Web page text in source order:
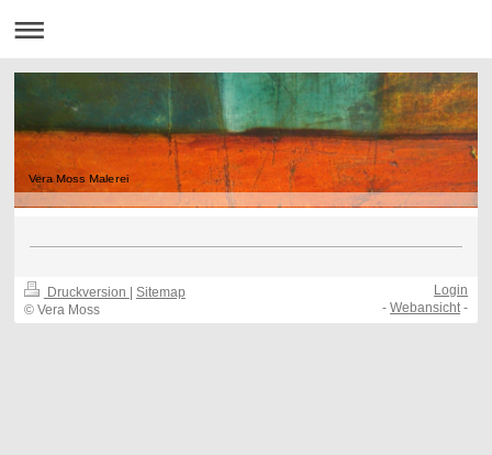
Vera Moss Malerei
Druckversion | Sitemap
© Vera Moss
Login
-Webansicht -